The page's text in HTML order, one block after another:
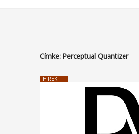
Címke: Perceptual Quantizer
HÍREK